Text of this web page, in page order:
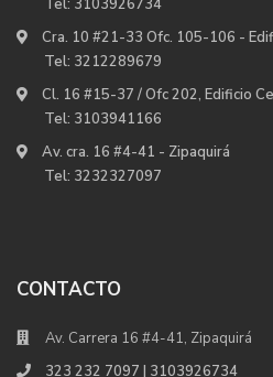
Tel: 3103926734
Cra. 10 #21-33 Ofc. 105-106 -
Tel: 3212289679
Cl. 16 #15-37 / Ofc 202, Edificio
Tel: 3103941166
Av. cra. 16 #4-41 - Zipaquirá
Tel: 3232327097
CONTACTO
Av. Carrera 16 #4-41, Zipaquirá
323 232 7097 | 3103926734